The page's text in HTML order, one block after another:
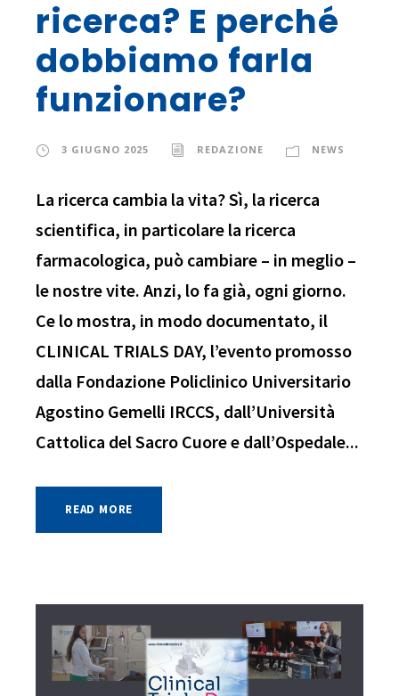
ricerca? E perché
dobbiamo farla
funzionare?
3 GIUGNO 2025 REDAZIONE NEWS
La ricerca cambia la vita? Sì, la ricerca
scientifica, in particolare la ricerca
farmacologica, può cambiare – in meglio –
le nostre vite. Anzi, lo fa già, ogni giorno.
Ce lo mostra, in modo documentato, il
CLINICAL TRIALS DAY, l’evento promosso
dalla Fondazione Policlinico Universitario
Agostino Gemelli IRCCS, dall’Università
Cattolica del Sacro Cuore e dall’Ospedale...
READ MORE